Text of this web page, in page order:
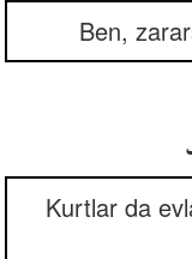
Ben,
Kurtlar da